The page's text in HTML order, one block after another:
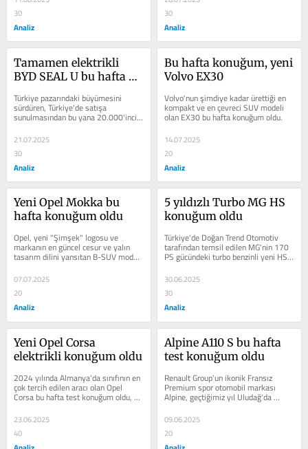
30
Analiz
30
Analiz
Tamamen elektrikli
BYD SEAL U bu hafta
Türkiye pazarındaki büyümesini
sürdüren, Türkiye'de satışa
sunulmasından bu yana 20.000'inci
teslimatını gerçekleştirerek önemli
bir...
21.07.2025
30
Analiz
Bu hafta konuğum, yeni
Volvo EX30
Volvo'nun şimdiye kadar ürettiği en
kompakt ve en çevreci SUV modeli
olan EX30 bu hafta konuğum oldu.
14.07.2025
20
Analiz
Yeni Opel Mokka bu
hafta konuğum oldu
Opel, yeni "Şimşek" logosu ve
markanın en güncel cesur ve yalın
tasarım dilini yansıtan B-SUV modeli
yeni Mokka bu hafta konuğum oldu.
Alman...
07.07.2025
20
Analiz
5 yıldızlı Turbo MG HS
konuğum oldu
Türkiye'de Doğan Trend Otomotiv
tarafından temsil edilen MG'nin 170
PS gücündeki turbo benzinli yeni HS
Luxury modeli bu hafta konuğum...
30.06.2025
30
Analiz
Yeni Opel Corsa
elektrikli konuğum oldu
2024 yılında Almanya'da sınıfının en
çok tercih edilen aracı olan Opel
Corsa bu hafta test konuğum oldu,
yenilenen Opel Corsa'yı bizde de...
23.06.2025
40
Alpine A110 S bu hafta
test konuğum oldu
Renault Group'un ikonik Fransız
Premium spor otomobil markası
Alpine, geçtiğimiz yıl Uludağ'da
gerçekleştirilen özel bir basın
lansmanı ile...
09.06.2025
20